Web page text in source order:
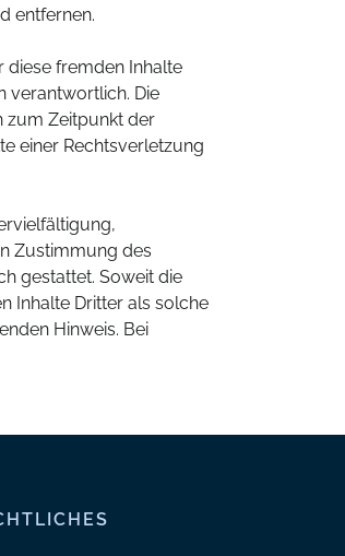
entfernen.
diese fremden Inhalte
verantwortlich. Die
zum Zeitpunkt der
einer Rechtsverletzung
Zustimmung des
gestattet. Soweit die
Inhalte Dritter als solche
Hinweis. Bei